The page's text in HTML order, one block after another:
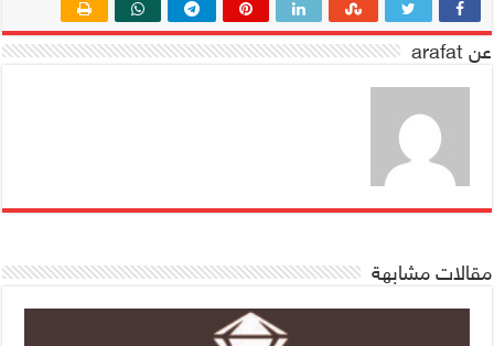
عن arafat
مقالات مشابهة